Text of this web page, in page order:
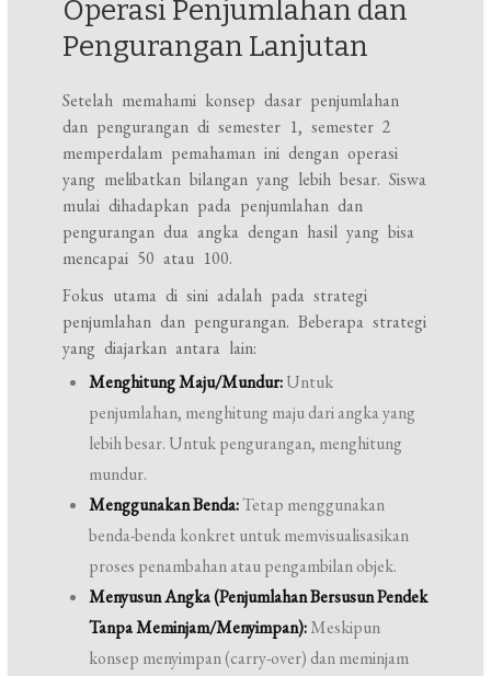
Operasi Penjumlahan dan
Pengurangan Lanjutan
Setelah memahami konsep dasar penjumlahan
dan pengurangan di semester 1, semester 2
memperdalam pemahaman ini dengan operasi
yang melibatkan bilangan yang lebih besar. Siswa
mulai dihadapkan pada penjumlahan dan
pengurangan dua angka dengan hasil yang bisa
mencapai 50 atau 100.
Fokus utama di sini adalah pada strategi
penjumlahan dan pengurangan. Beberapa strategi
yang diajarkan antara lain:
Menghitung Maju/Mundur:Untuk
penjumlahan, menghitung maju dari angka yang
lebih besar. Untuk pengurangan, menghitung
mundur.
Menggunakan Benda:Tetap menggunakan
benda-benda konkret untuk memvisualisasikan
proses penambahan atau pengambilan objek.
Menyusun Angka (Penjumlahan Bersusun Pendek
Tanpa Meminjam/Menyimpan):Meskipun
konsep menyimpan (carry-over) dan meminjam